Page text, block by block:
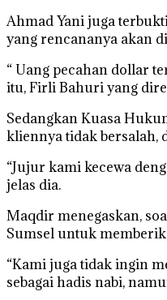
Ahmad Yani juga
yang rencananya akan
“ Uang pecahan dollar
itu, Firli Bahuri yang
Sedangkan Kuasa
kliennya tidak bersalah,
“Jujur kami kecewa
jelas dia.
Maqdir menegaskan,
Sumsel untuk
“Kami juga tidak ingin
sebagai hadis nabi,